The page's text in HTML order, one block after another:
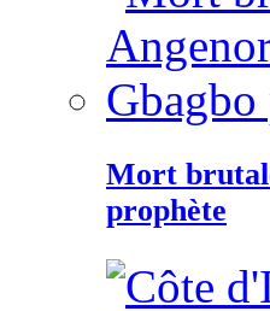
Mort
prophète